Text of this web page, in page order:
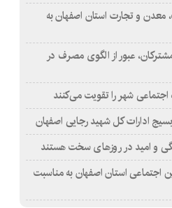
و تجارت استان اصفهان به
عبور از الگوی مصرف در
اجتماعی شهر را تقویت می‌کنند
بسیج ادارات کل شهید رجایی اصفهان
و امید در روزهای سخت هستند
اجتماعی استان اصفهان به مناسبت